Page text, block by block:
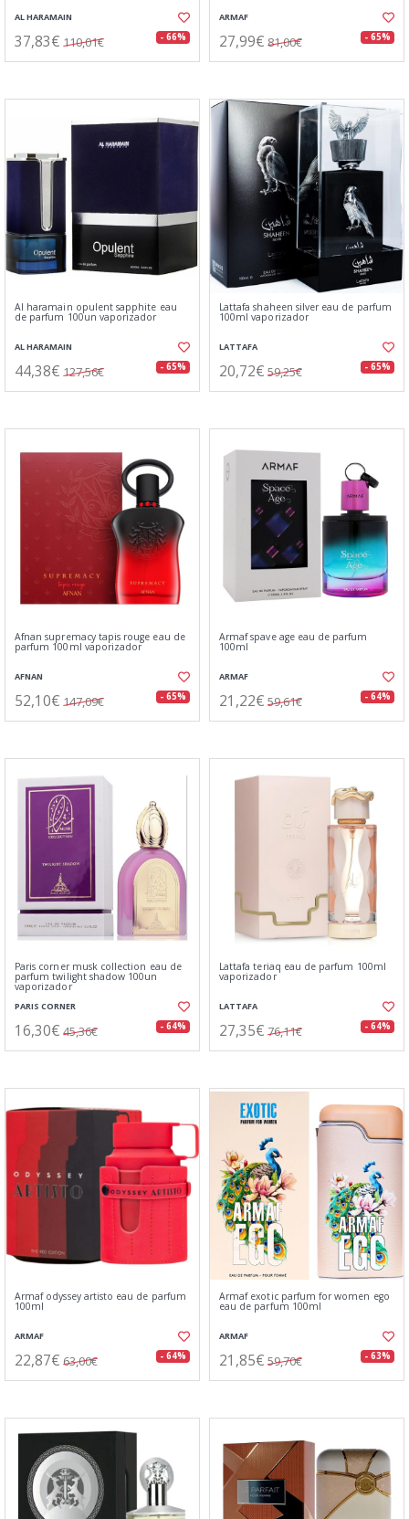
AL HARAMAIN
37,83€ 110,01€ - 66%
ARMAF
27,99€ 81,00€ - 65%
Al haramain opulent sapphite eau
de parfum 100un vaporizador
AL HARAMAIN
44,38€ 127,56€ - 65%
Lattafa shaheen silver eau de parfum
100ml vaporizador
LATTAFA
20,72€ 59,25€ - 65%
Afnan supremacy tapis rouge eau de
parfum 100ml vaporizador
AFNAN
52,10€ 147,09€ - 65%
Armaf spave age eau de parfum
100ml
ARMAF
21,22€ 59,61€ - 64%
Paris corner musk collection eau de
parfum twilight shadow 100un
vaporizador
PARIS CORNER
16,30€ 45,36€ - 64%
Lattafa teriaq eau de parfum 100ml
vaporizador
LATTAFA
27,35€ 76,11€ - 64%
Armaf odyssey artisto eau de parfum
100ml
ARMAF
22,87€ 63,00€ - 64%
Armaf exotic parfum for women ego
eau de parfum 100ml
ARMAF
21,85€ 59,70€ - 63%